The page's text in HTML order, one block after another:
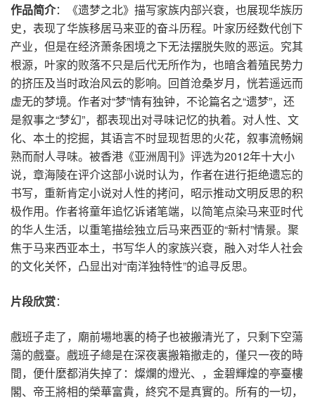
作品简介：《遗梦之北》描写家族内部兴衰，也展现华族历
史，表现了华族移居马来亚的奋斗历程。叶家历经数代创下
产业，但是在经济萧条困境之下无法摆脱失败的恶运。究其
根源，叶家的败落不只是后代无所作为，也暗含着殖民势力
的挤压及当时政治风云的影响。回首沧桑岁月，恍若遥远而
虚无的梦境。作者对“梦”情有独钟，不论篇名之“遗梦”，还
是叙事之“梦幻”，都表现出对寻味记忆的执着。对人性、文
化、本土的挖掘，其语言不时显现哲思的火花，叙事流畅娴
熟而耐人寻味。被香港《亚洲周刊》评选为2012年十大小
说，章海陵在评介这部小说时认为，作者在进行拒绝遗忘的
书写，重新肯定小说对人性的拷问，昭示推动文明反思的积
极作用。作者将童年追忆诉诸笔端，以简笔点染马来亚时代
的华人生活，以重笔描绘独立后马来西亚的“新村”情景。聚
焦于马来西亚本土，书写华人的家族兴衰，融入对华人社会
的文化关怀，凸显出对“南洋独特性”的追寻反思。
片段欣赏：
戲班子走了，廟前場地裏的椅子也被搬清光了，只剩下空蕩
蕩的戲臺。戲班子總是在深夜裏搬箱撤走的，僅只一夜的時
間，便什麼都消失掉了：燦爛的燈光、，金碧輝煌的亭臺樓
閣、帝王將相的榮華富貴，終究不是真實的。所有的一切，